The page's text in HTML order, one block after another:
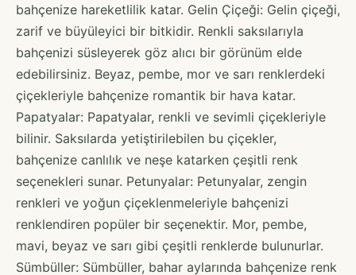
bahçenize hareketlilik katar. Gelin Çiçeği: Gelin çiçeği,
zarif ve büyüleyici bir bitkidir. Renkli saksılarıyla
bahçenizi süsleyerek göz alıcı bir görünüm elde
edebilirsiniz. Beyaz, pembe, mor ve sarı renklerdeki
çiçekleriyle bahçenize romantik bir hava katar.
Papatyalar: Papatyalar, renkli ve sevimli çiçekleriyle
bilinir. Saksılarda yetiştirilebilen bu çiçekler,
bahçenize canlılık ve neşe katarken çeşitli renk
seçenekleri sunar. Petunyalar: Petunyalar, zengin
renkleri ve yoğun çiçeklenmeleriyle bahçenizi
renklendiren popüler bir seçenektir. Mor, pembe,
mavi, beyaz ve sarı gibi çeşitli renklerde bulunurlar.
Sümbüller: Sümbüller, bahar aylarında bahçenize renk